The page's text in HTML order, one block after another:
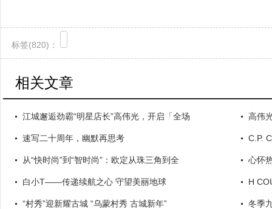
标签(820)：
相关文章
江城邂逅劲霸“明星店长”高伟光，开启「全场 高伟
速写二十周年，幽默再思考 C.P.
从“快时尚”到“智时尚”：欧定从珠三角到全 心怀
白小T——传递续航之心 守望美丽地球 H
“村秀”迎新耀古城 “乌蒙村秀 古城新年” 冬季